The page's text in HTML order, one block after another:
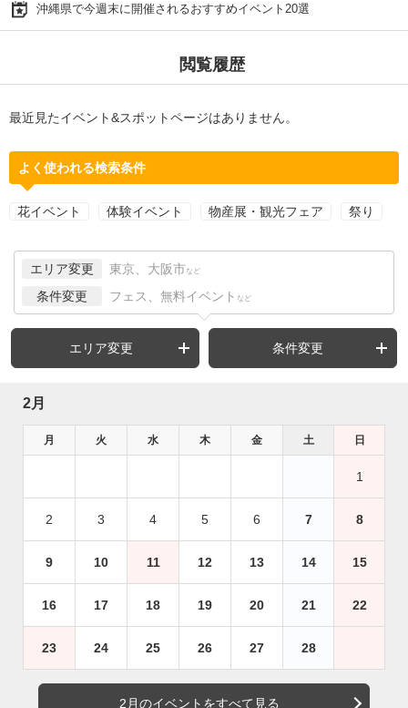
沖縄県で今週末に開催されるおすすめイベント20選
閲覧履歴
最近見たイベント&スポットページはありません。
よく使われる検索条件
花イベント 体験イベント 物産展・観光フェア 祭り
エリア変更 東京、大阪市 など
条件変更 フェス、無料イベント など
エリア変更 条件変更
2月
月 火 水 木 金 土 日
1
2 3 4 5 6 7 8
9 10 11 12 13 14 15
16 17 18 19 20 21 22
23 24 25 26 27 28
2月のイベントをすべて見る